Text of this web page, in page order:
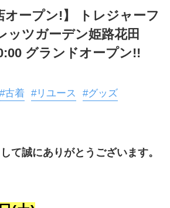
オープン!】 トレジャーフ
ッツガーデン姫路花田
グランドオープン!!
#古着 #リユース #グッズ
て誠にありがとうございます。